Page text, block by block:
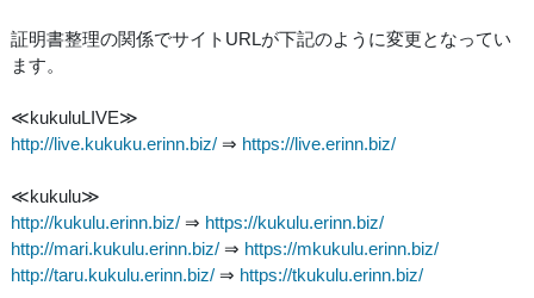
証明書整理の関係でサイトURLが下記のように変更となってい
ます。
≪kukuluLIVE≫
http://live.kukuku.erinn.biz/ ⇒ https://live.erinn.biz/
≪kukulu≫
http://kukulu.erinn.biz/ ⇒ https://kukulu.erinn.biz/
http://mari.kukulu.erinn.biz/ ⇒ https://mkukulu.erinn.biz/
http://taru.kukulu.erinn.biz/ ⇒ https://tkukulu.erinn.biz/